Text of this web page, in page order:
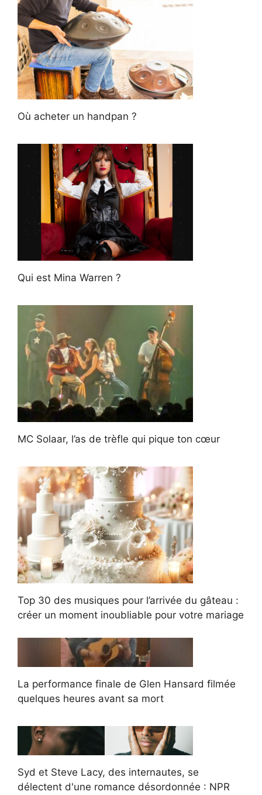
Où acheter un handpan ?
Qui est Mina Warren ?
MC Solaar, l’as de trèfle qui pique ton cœur
Top 30 des musiques pour l’arrivée du gâteau :
créer un moment inoubliable pour votre mariage
La performance finale de Glen Hansard filmée
quelques heures avant sa mort
Syd et Steve Lacy, des internautes, se
délectent d'une romance désordonnée : NPR